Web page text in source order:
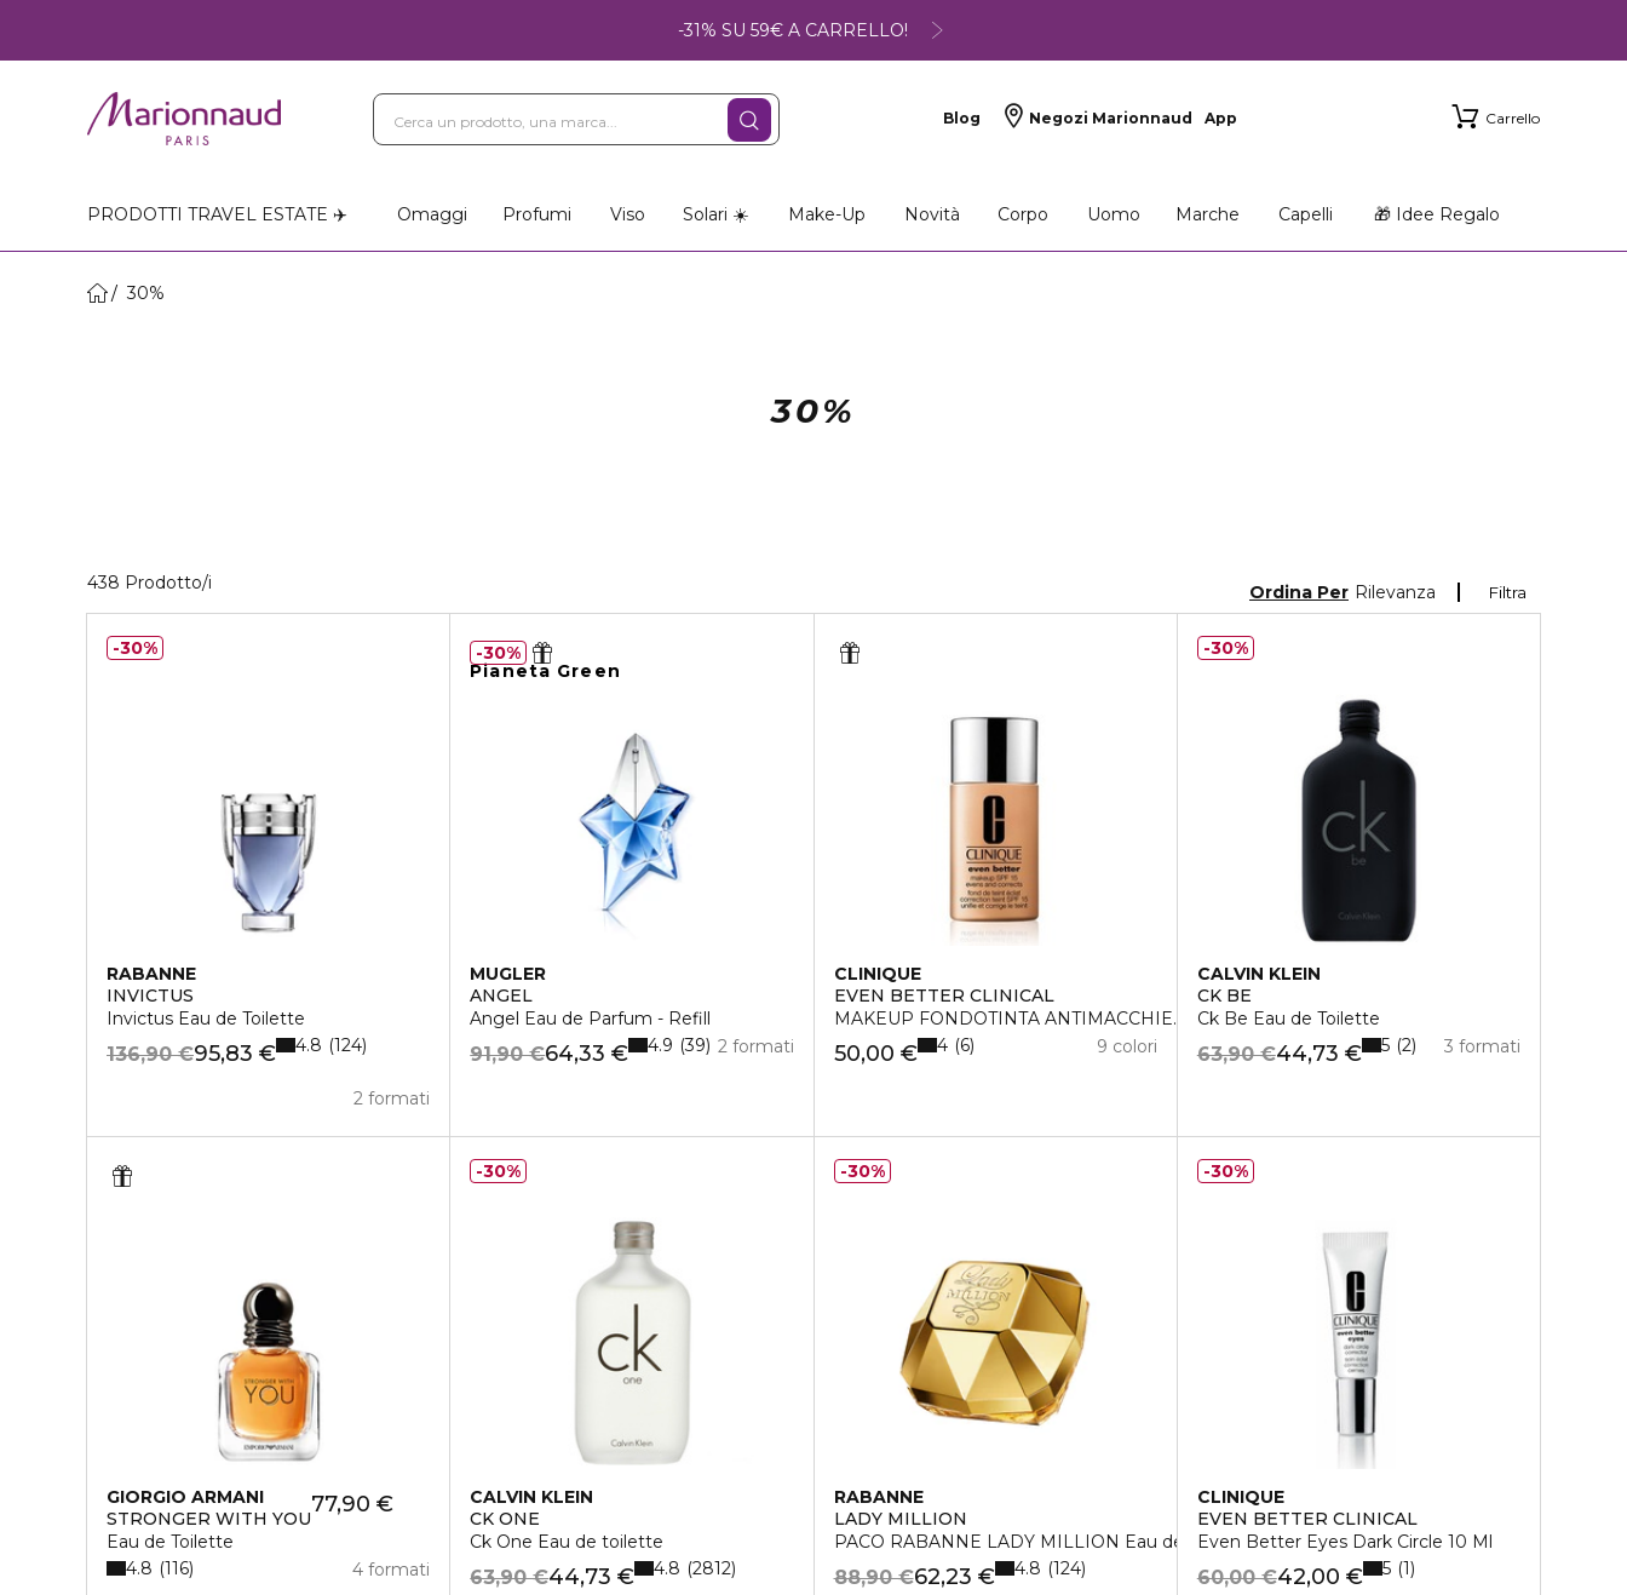
-31% SU 59€ A CARRELLO!
Blog Negozi Marionnaud App Carrello
PRODOTTI TRAVEL ESTATE ✈️ Omaggi Profumi Viso Solari ☀️ Make-Up Novità Corpo Uomo Marche Capelli 🎁 Idee Regalo
30%
30%
438 Prodotto/i Filtra
Ordina Per Rilevanza
RABANNE
INVICTUS
Invictus Eau de Toilette
95,83 €
136,90 €
2 formati
4.8 124
30%
Pianeta Green
MUGLER
ANGEL
Angel Eau de Parfum - Refill
64,33 €
91,90 € 2 formati
4.9 39
30%
CLINIQUE
EVEN BETTER CLINICAL
MAKEUP FONDOTINTA ANTIMACCHIE. SPF15
50,00 € 9 colori
4 6
CALVIN KLEIN
CK BE
Ck Be Eau de Toilette
44,73 €
63,90 € 3 formati
5 2
30%
GIORGIO ARMANI
STRONGER WITH YOU
Eau de Toilette
77,90 €
4 formati
4.8 116
CALVIN KLEIN
CK ONE
Ck One Eau de toilette
44,73 €
63,90 € 4.8 2812
30%
RABANNE
LADY MILLION
PACO RABANNE LADY MILLION Eau de Parfum
62,23 €
88,90 € 4.8 124
30%
CLINIQUE
EVEN BETTER CLINICAL
Even Better Eyes Dark Circle 10 Ml
42,00 €
60,00 € 5 1
30%